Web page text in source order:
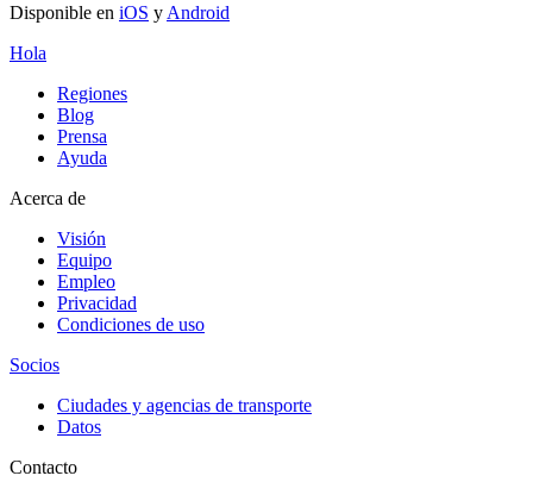
Disponible en iOS y Android
Hola
Regiones
Blog
Prensa
Ayuda
Acerca de
Visión
Equipo
Empleo
Privacidad
Condiciones de uso
Socios
Ciudades y agencias de transporte
Datos
Contacto